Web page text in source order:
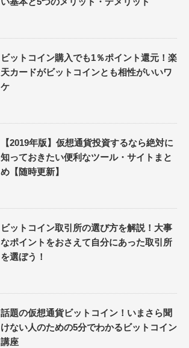
ビットコイン購入でも1％ポイント還元！楽
天カードがビットコインとも相性がいいワ
ケ
【2019年版】仮想通貨投資するなら絶対に
知っておきたい便利なツール・サイトまと
め【随時更新】
ビットコイン取引所の選び方を解説！大事
なポイントをおさえて自分にあった取引所
を選ぼう！
話題の仮想通貨ビットコイン！いまさら聞
けない人のための5分でわかるビットコイン
講座